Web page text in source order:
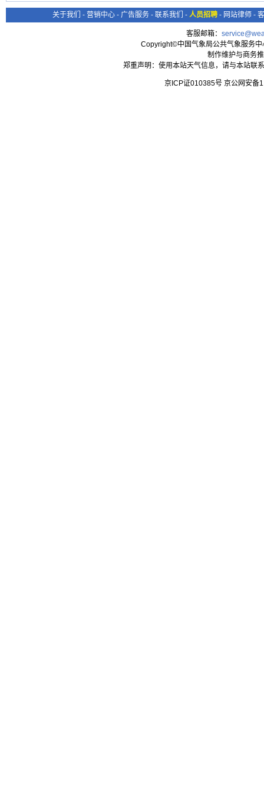
关于我们 - 营销中心 - 广告服务 - 联系我们 - 人员招聘 - 网站律师 -
客服邮箱：
Copyright©中国气象局公共气象服务
制作维护与商务
郑重声明：使用本站天气信息，请与本站联
京ICP证010385号 京公网安备